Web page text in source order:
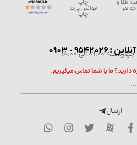
قوانین پارت
18:00
ما با شما تماس میگیریم.